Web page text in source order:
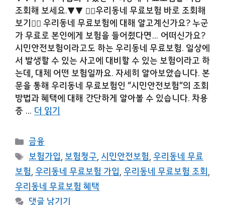
조회해 보세요.▼▼ 👉🏻우리동네 무료보험 바로 조회해
보기👈🏻 우리동네 무료보험에 대해 알고계신가요? 누군
가 무료로 본인에게 보험을 들어줬다면… 어떠신가요?
시민안전보험이라고도 하는 우리동네 무료보험. 일상에
서 발생할 수 있는 사고에 대비할 수 있는 보험이라고 하
는데, 대체 어떤 보험일까요. 자세히 알아보았습니다. 본
문을 통해 우리동네 무료보험인 “시민안전보험”의 조회
방법과 혜택에 대해 간단하게 알아볼 수 있습니다. 차용
증 … 더 읽기
카
테
고
리
금융
태
그
보험가입,보험청구, 시민안전보험,우리동네 무료
보험, 우리동네 무료보험 가입, 우리동네 무료보험 조회,
우리동네 무료보험 혜택
댓글 남기기